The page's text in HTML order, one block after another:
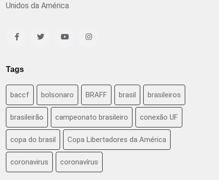
Unidos da América
Tags
baccf bolsonaro BRAFF brasil brasileiros
brasileirão campeonato brasileiro conexão UF
copa do brasil Copa Libertadores da América
coronavirus coronavírus